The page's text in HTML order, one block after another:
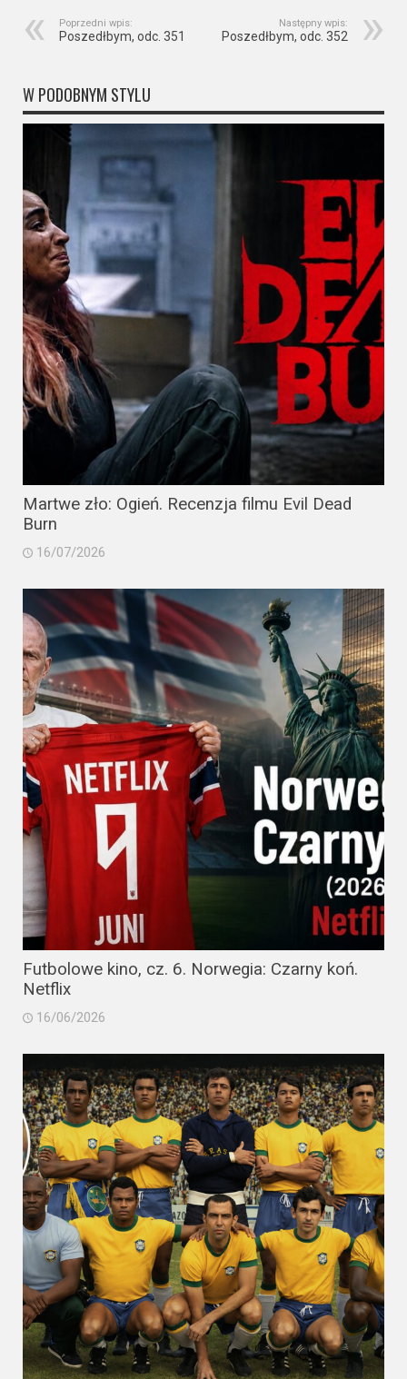
Poprzedni wpis:
Poszedłbym, odc. 351
Następny wpis:
Poszedłbym, odc. 352
W PODOBNYM STYLU
Martwe zło: Ogień. Recenzja filmu Evil Dead
Burn
16/07/2026
Futbolowe kino, cz. 6. Norwegia: Czarny koń.
Netflix
16/06/2026